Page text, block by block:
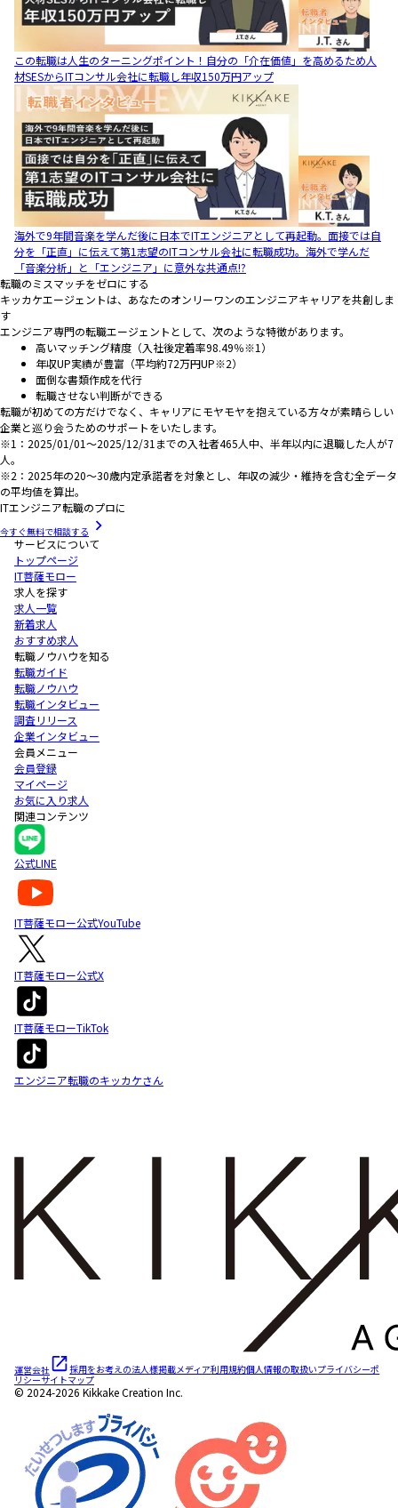
この転職は人生のターニングポイント！自分の「介在価値」を高めるため人
材SESからITコンサル会社に転職し年収150万円アップ
海外で9年間音楽を学んだ後に日本でITエンジニアとして再起動。面接では自
分を「正直」に伝えて第1志望のITコンサル会社に転職成功。海外で学んだ
「音楽分析」と「エンジニア」に意外な共通点!?
転職のミスマッチをゼロにする
キッカケエージェントは、あなたのオンリーワンのエンジニアキャリアを共創しま
す
エンジニア専門の転職エージェントとして、次のような特徴があります。
高いマッチング精度（入社後定着率98.49％※1）
年収UP実績が豊富（平均約72万円UP※2）
面倒な書類作成を代行
転職させない判断ができる
転職が初めての方だけでなく、キャリアにモヤモヤを抱えている方々が素晴らしい
企業と巡り会うためのサポートをいたします。
※1：2025/01/01～2025/12/31までの入社者465人中、半年以内に退職した人が7
人。
※2：2025年の20～30歳内定承諾者を対象とし、年収の減少・維持を含む全データ
の平均値を算出。
ITエンジニア転職のプロに
今すぐ無料で相談する
サービスについて
トップページ
IT菩薩モロー
求人を探す
求人一覧
新着求人
おすすめ求人
転職ノウハウを知る
転職ガイド
転職ノウハウ
転職インタビュー
調査リリース
企業インタビュー
会員メニュー
会員登録
マイページ
お気に入り求人
関連コンテンツ
公式LINE
IT菩薩モロー公式YouTube
IT菩薩モロー公式X
IT菩薩モローTikTok
エンジニア転職のキッカケさん
運営会社 採用をお考えの法人様掲載メディア利用規約個人情報の取扱いプライバシーポ
リシーサイトマップ
© 2024-2026 Kikkake Creation Inc.